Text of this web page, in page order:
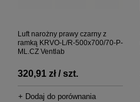
Luft narożny prawy czarny z
ramką KRVO-L/R-500x700/70-P-
ML.CZ Ventlab
320,91 zł / szt.
+ Dodaj do porównania